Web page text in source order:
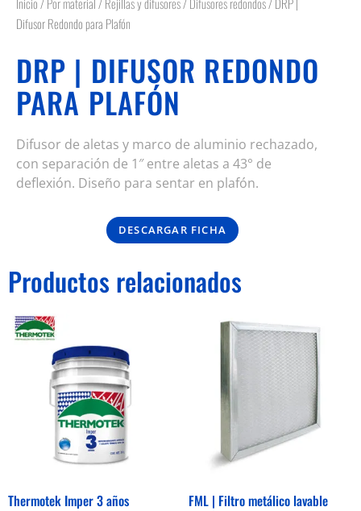
Difusor Redondo para Plafón
DRP | DIFUSOR REDONDO
PARA PLAFÓN
Difusor de aletas y marco de aluminio rechazado,
con separación de 1″ entre aletas a 43° de
deflexión. Diseño para sentar en plafón.
DESCARGAR FICHA
Productos relacionados
Thermotek Imper 3 años
FML | Filtro metálico lavable